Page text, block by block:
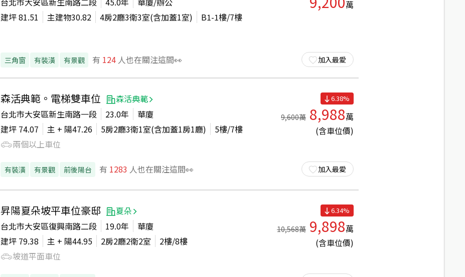
建坪81.51 主建物30.82 4房2廳3衛3室(含加蓋1室) B1-1樓/7樓
三角窗 有裝潢 有景觀 有 124 人也在關注這間👀
萬
加入最愛
森活典範。電梯雙車位
森活典範
台北市大安區新生南路一段
23.0年
華廈
建坪 74.07 主 + 陽47.26 5房2廳3衛1室(含加蓋1房1廳) 5樓/7樓
兩個以上車位
有裝潢 有景觀 前後陽台 有 1283 人也在關注這間👀
6.38%
9,600萬 8,988萬
(含車位價)
加入最愛
昇陽夏朵坡平車位豪邸
夏朵
台北市大安區復興南路二段
19.0年
華廈
建坪 79.38 主 + 陽44.95 2房2廳2衛2室 2樓/8樓
坡道平面車位
6.34%
10,568萬 9,898萬
(含車位價)